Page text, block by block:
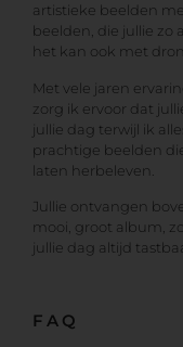
artistieke beelden
beelden, die jullie zo
het kan ook met
Met vele jaren
zorg ik ervoor dat
jullie dag terwijl ik
prachtige beelden
laten herbeleven.
Jullie ontvangen
mooi, groot album,
jullie dag altijd
FAQ